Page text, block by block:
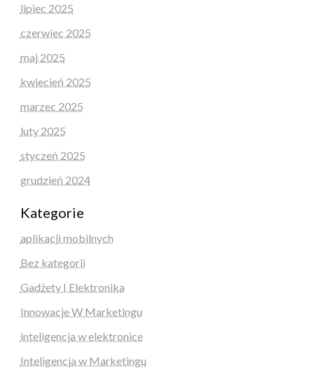
lipiec 2025
czerwiec 2025
maj 2025
kwiecień 2025
marzec 2025
luty 2025
styczeń 2025
grudzień 2024
Kategorie
aplikacji mobilnych
Bez kategorii
Gadżety I Elektronika
Innowacje W Marketingu
inteligencja w elektronice
Inteligencja w Marketingu